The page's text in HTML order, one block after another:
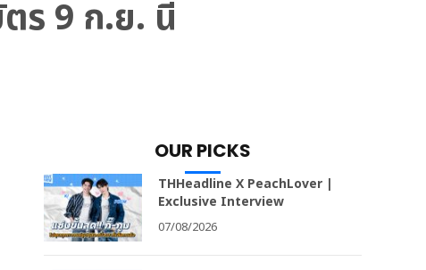
ร 9 ก.ย. นี้
OUR PICKS
THHeadline X PeachLover |
Exclusive Interview
07/08/2026